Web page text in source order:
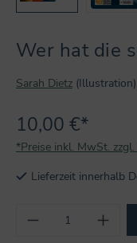
Wer hat die
Sarah Dietz (Illustration)
10,00 €*
*Preise inkl. MwSt.
Lieferzeit innerhalb
Produkt